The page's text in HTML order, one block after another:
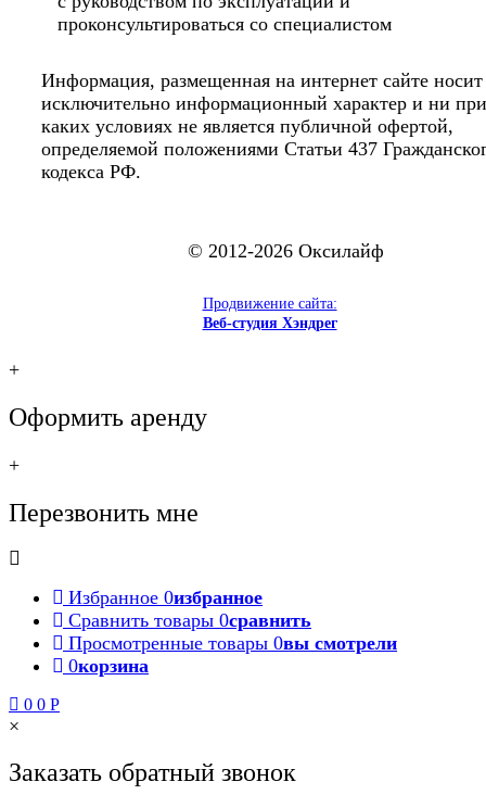
проконсультироваться со специалистом
Информация, размещенная на интернет сайте носит
исключительно информационный характер и ни при
каких условиях не является публичной офертой,
определяемой положениями Статьи 437
кодекса РФ.
© 2012-2026 Оксилайф
Продвижение сайта:
Веб-студия Хэндрег
+
Оформить аренду
+
Перезвонить мне
Избранное 0избранное
Сравнить товары 0сравнить
Просмотренные товары 0вы смотрели
0корзина
0 0 Р
×
Заказать обратный звонок